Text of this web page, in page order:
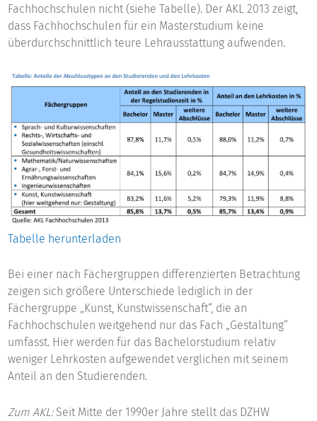
Fachhochschulen nicht (siehe Tabelle). Der AKL 2013 zeigt,
dass Fachhochschulen für ein Masterstudium keine
überdurchschnittlich teure Lehrausstattung aufwenden.
Tabelle herunterladen
Bei einer nach Fächergruppen differenzierten Betrachtung
zeigen sich größere Unterschiede lediglich in der
Fächergruppe „Kunst, Kunstwissenschaft“, die an
Fachhochschulen weitgehend nur das Fach „Gestaltung“
umfasst. Hier werden für das Bachelorstudium relativ
weniger Lehrkosten aufgewendet verglichen mit seinem
Anteil an den Studierenden.
Zum AKL:Seit Mitte der 1990er Jahre stellt das DZHW